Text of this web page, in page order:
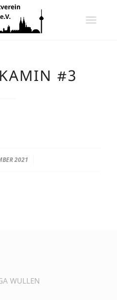
#3
2021
/
WULLEN